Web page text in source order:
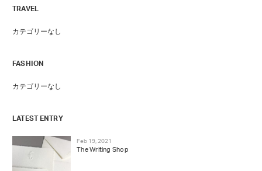
TRAVEL
カテゴリーなし
FASHION
カテゴリーなし
LATEST ENTRY
Feb 19, 2021
The Writing Shop